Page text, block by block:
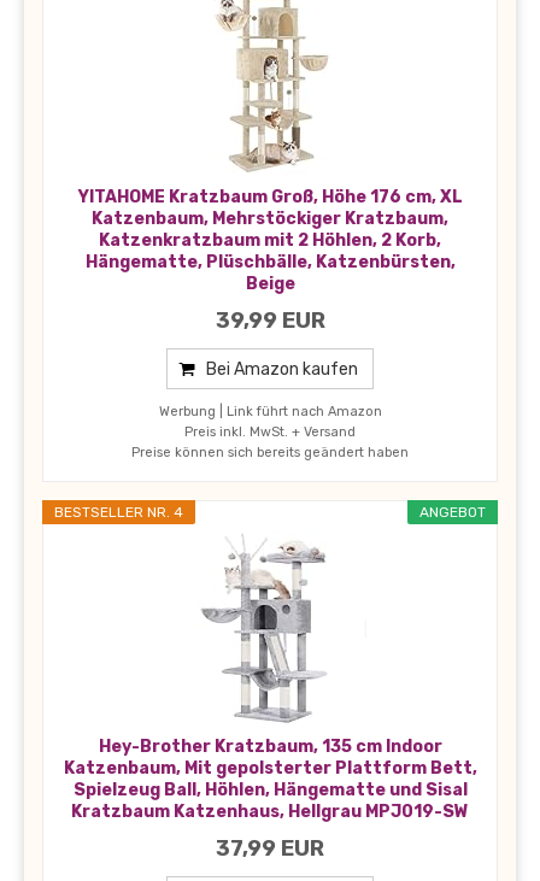
YITAHOME Kratzbaum Groß, Höhe 176 cm, XL
Katzenbaum, Mehrstöckiger Kratzbaum,
Katzenkratzbaum mit 2 Höhlen, 2 Korb,
Hängematte, Plüschbälle, Katzenbürsten,
Beige
39,99 EUR
Bei Amazon kaufen
Werbung | Link führt nach Amazon
Preis inkl. MwSt. + Versand
Preise können sich bereits geändert haben
ANGEBOT
BESTSELLER NR. 4
Hey-Brother Kratzbaum, 135 cm Indoor
Katzenbaum, Mit gepolsterter Plattform Bett,
Spielzeug Ball, Höhlen, Hängematte und Sisal
Kratzbaum Katzenhaus, Hellgrau MPJ019-SW
37,99 EUR